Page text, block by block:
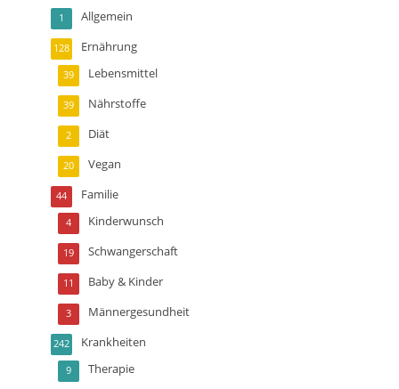
Allgemein
1
Ernährung
128
Lebensmittel
39
Nährstoffe
39
Diät
2
Vegan
20
Familie
44
Kinderwunsch
4
Schwangerschaft
19
Baby & Kinder
11
Männergesundheit
3
Krankheiten
242
Therapie
9